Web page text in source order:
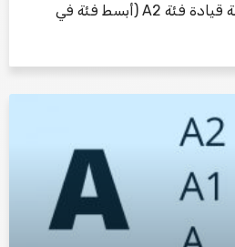
عامًا للحصول على رخصة قيادة فئة A2 (أبسط فئة في